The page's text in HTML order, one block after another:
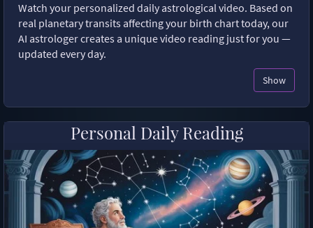
Watch your personalized daily astrological video. Based on
real planetary transits affecting your birth chart today, our
AI astrologer creates a unique video reading just for you —
updated every day.
Show
Personal Daily Reading